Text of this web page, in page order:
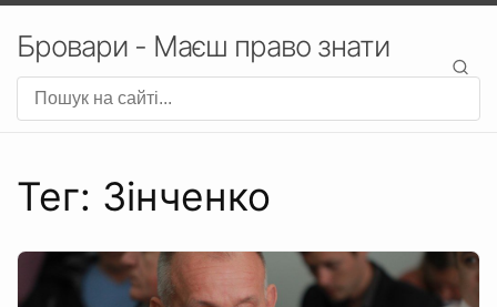
Бровари - Маєш право знати
Тег: Зінченко